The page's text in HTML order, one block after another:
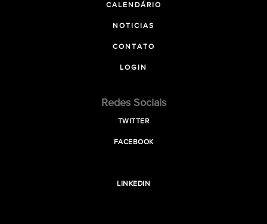
CALENDÁRIO
NOTICIAS
CONTATO
LOGIN
Redes Sociais
TWITTER
FACEBOOK
LINKEDIN